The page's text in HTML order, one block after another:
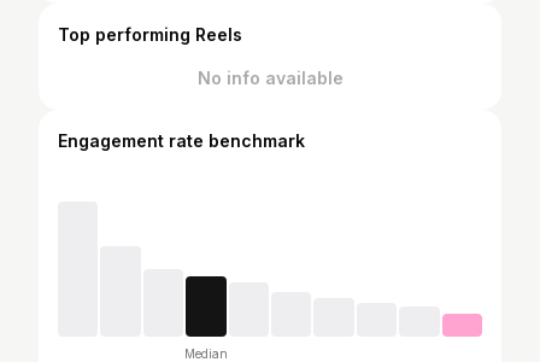
Top performing Reels
No info available
Engagement rate benchmark
Median